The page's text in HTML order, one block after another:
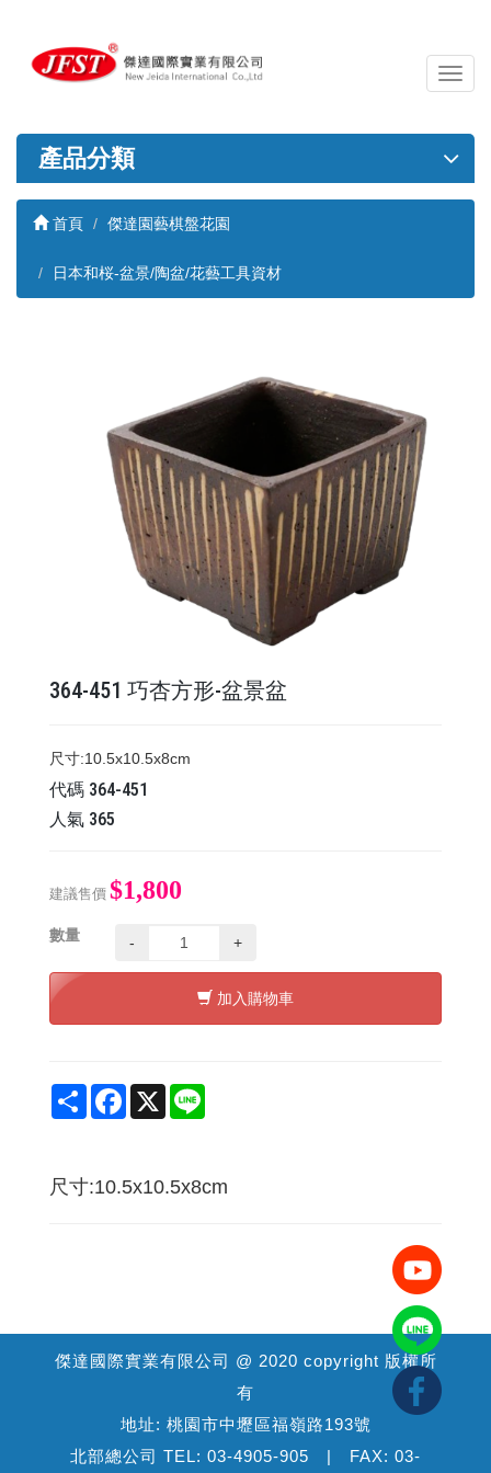
導
覽
關
產品分類
首頁 傑達園藝棋盤花園
日本和桜-盆景/陶盆/花藝工具資材
364-451 巧杏方形-盆景盆
尺寸:10.5x10.5x8cm
代碼 364-451
人氣 365
建議售價 $1,800
數量 - +
加入購物車
Share Facebook
X
尺寸:10.5x10.5x8cm
傑達國際實業有限公司 @ 2020 copyright 版權所
有
地址: 桃園市中壢區福嶺路193號
北部總公司 TEL: 03-4905-905 | FAX: 03-